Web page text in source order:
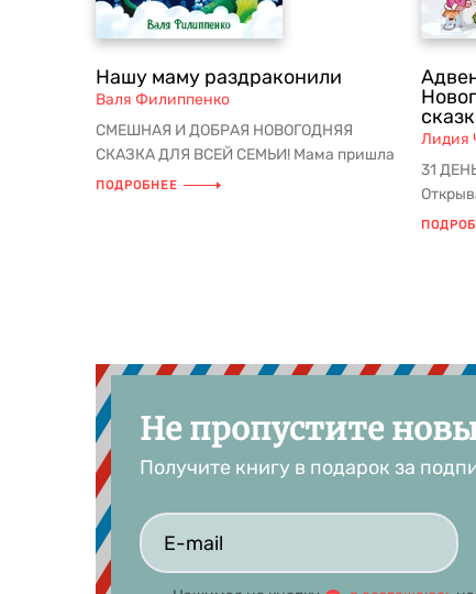
Нашу маму раздраконили
Валя Филиппенко
СМЕШНАЯ И ДОБРАЯ НОВОГОДНЯЯ
СКАЗКА ДЛЯ ВСЕЙ СЕМЬИ! Мама пришла
с работы и… превратилась в дракона...
ПОДРОБНЕЕ
Лидия
31
день с
Не пропустите
Получите книгу в подарок за